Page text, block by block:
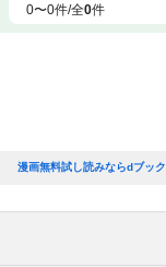
0〜0件/全0件
漫画無料試し読みならdブック